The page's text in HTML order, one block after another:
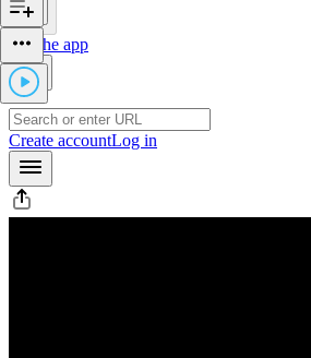
Get the app
Create accountLog in